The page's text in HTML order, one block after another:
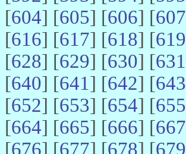
[604] [605] [606] [607
[616] [617] [618] [619
[628] [629] [630] [631
[640] [641] [642] [643
[652] [653] [654] [655
[664] [665] [666] [667
[676] [677] [678] [679